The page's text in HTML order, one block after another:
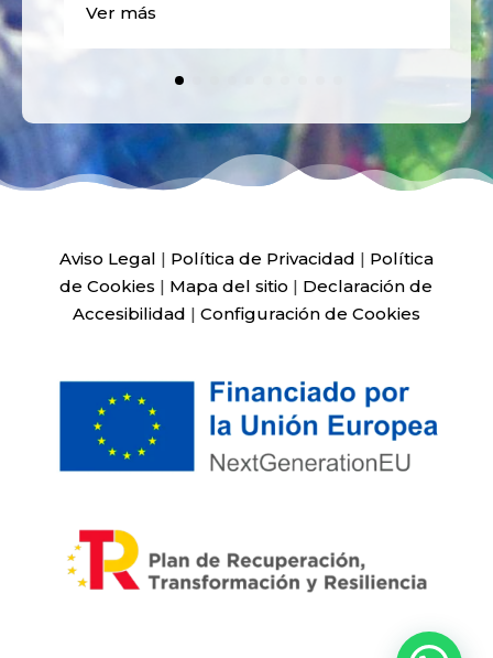
Ver más
Aviso Legal | Política de Privacidad | Política
de Cookies | Mapa del sitio | Declaración de
Accesibilidad | Configuración de Cookies